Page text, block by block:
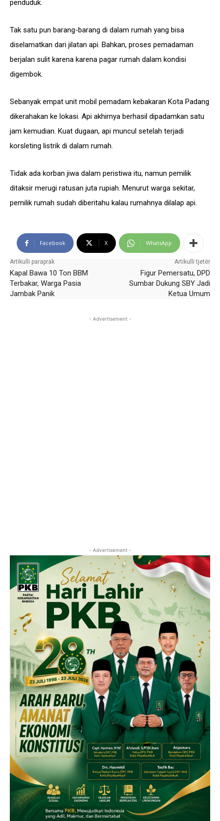
penduduk.
Tak satu pun barang-barang di dalam rumah yang bisa
diselamatkan dari jilatan api. Bahkan, proses pemadaman
berjalan sulit karena karena pagar rumah dalam kondisi
digembok.
Sebanyak empat unit mobil pemadam kebakaran Kota Padang
dikerahakan ke lokasi. Api akhirnya berhasil dipadamkan satu
jam kemudian. Kuat dugaan, api muncul setelah terjadi
korsleting listrik di dalam rumah.
Tidak ada korban jiwa dalam peristiwa itu, namun pemilik
ditaksir merugi ratusan juta rupiah. Menurut warga sekitar,
pemilik rumah sudah diberitahu kalau rumahnya dilalap api.
Facebook X WhatsApp
Artikulli paraprak
Kapal Bawa 10 Ton BBM
Terbakar, Warga Pasia
Jambak Panik
Artikulli tjetër
Figur Pemersatu, DPD
Sumbar Dukung SBY Jadi
Ketua Umum
- Advertisement -
- Advertisement -